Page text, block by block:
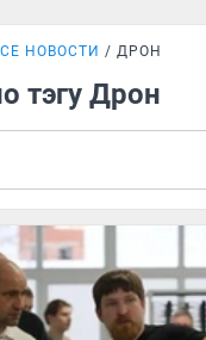
НОВОСТИ ДРОН
тэгу Дрон